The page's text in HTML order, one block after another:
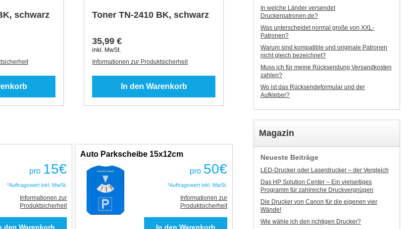
In welche Länder versendet
Druckerpatronen.de?
Was unterscheidet normal große von XXL-
Patronen?
Warum sind kompatible und originale Patronen
nicht gleich bezeichnet?
Muss ich für meine Rücksendung Versandkosten
zahlen?
Wo ist das Rücksendeformular und der
Aufkleber?
Magazin
Neueste Beiträge
LED-Drucker oder Laserdrucker – der Vergleich
Das HP Solution Center – Ein vielseitiges
Programm für zahlreiche Druckvergnügen
Die Drucker von Canon für die eigenen vier
Wände!
Wie wähle ich den richtigen Drucker?
schwarz Toner TN-2410 BK, schwarz
35,99 €
inkl. MwSt.
Informationen zur Produktsicherheit
In den Warenkorb
pro 15€
*Auftragswert inkl. MwSt.
Informationen zur
Produktsicherheit
Auto Parkscheibe 15x12cm
pro 50€
*Auftragswert inkl. MwSt.
Informationen zur
Produktsicherheit